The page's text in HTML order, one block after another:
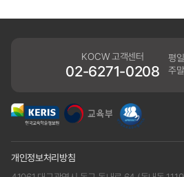
KOCW 고객센터
02-6271-0208
평일
주
개인정보처리방침